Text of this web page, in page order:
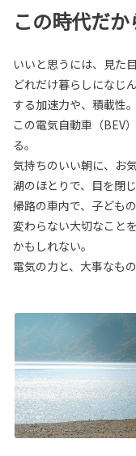
この時代だか
いいと思うには、見た
どれだけ暮らしになじ
する加速力や、積載性。
この電気自動車（BEV
る。
気持ちのいい朝に、お
湖のほとりで、目を閉
帰路の車内で、子ども
変わらない大切なこと
かもしれない。
電気の力と、大事なも